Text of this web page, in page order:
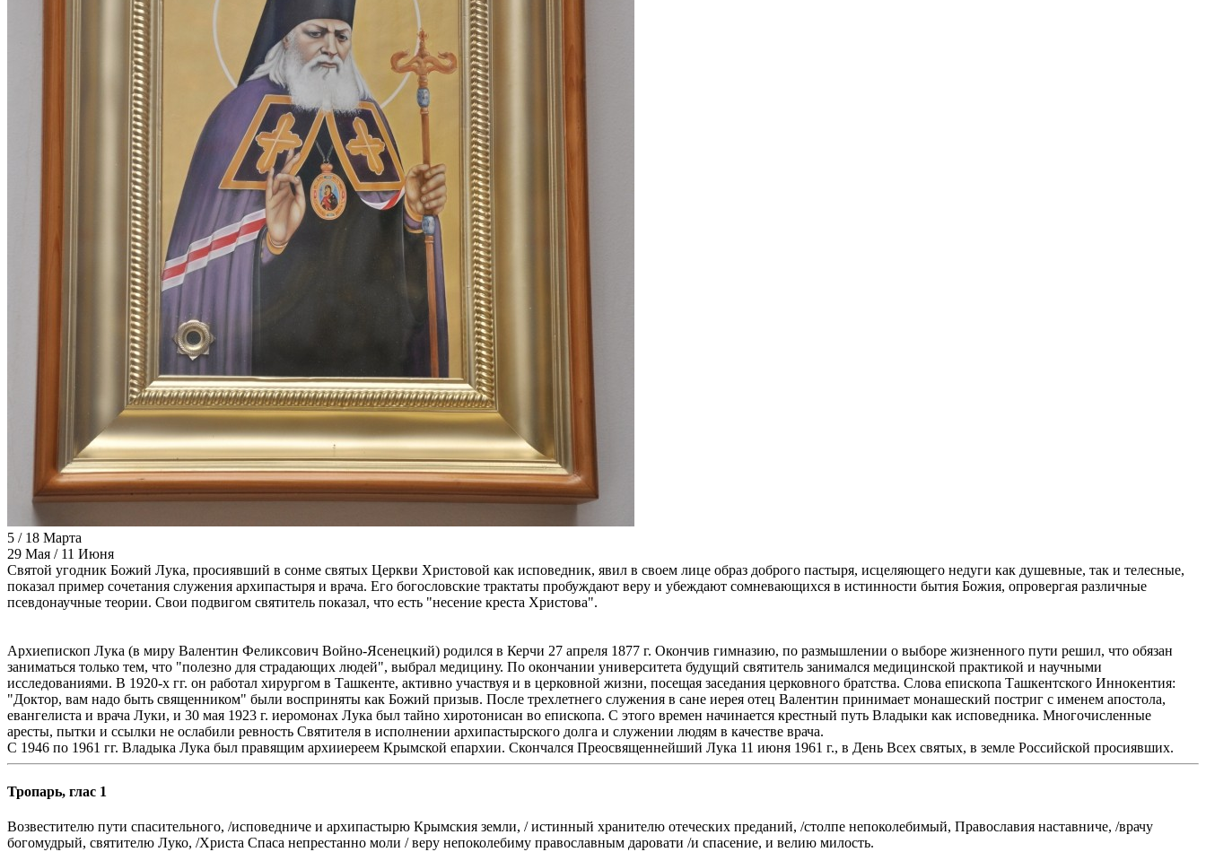
5 / 18 Марта
29 Мая / 11 Июня
Святой угодник Божий Лука, просиявший в сонме святых Церкви Христовой как исповедник, явил в своем лице образ доброго пастыря, исцеляющего недуги как душевные, так и телесные,
показал пример сочетания служения архипастыря и врача. Его богословские трактаты пробуждают веру и убеждают сомневающихся в истинности бытия Божия, опровергая различные
псевдонаучные теории. Свои подвигом святитель показал, что есть "несение креста Христова".
Архиепископ Лука (в миру Валентин Феликсович Войно-Ясенецкий) родился в Керчи 27 апреля 1877 г. Окончив гимназию, по размышлении о выборе жизненного пути решил, что обязан
заниматься только тем, что "полезно для страдающих людей", выбрал медицину. По окончании университета будущий святитель занимался медицинской практикой и научными
исследованиями. В 1920-х гг. он работал хирургом в Ташкенте, активно участвуя и в церковной жизни, посещая заседания церковного братства. Слова епископа Ташкентского Иннокентия:
"Доктор, вам надо быть священником" были восприняты как Божий призыв. После трехлетнего служения в сане иерея отец Валентин принимает монашеский постриг с именем апостола,
евангелиста и врача Луки, и 30 мая 1923 г. иеромонах Лука был тайно хиротонисан во епископа. С этого времен начинается крестный путь Владыки как исповедника. Многочисленные
аресты, пытки и ссылки не ослабили ревность Святителя в исполнении архипастырского долга и служении людям в качестве врача.
С 1946 по 1961 гг. Владыка Лука был правящим архииереем Крымской епархии. Скончался Преосвященнейший Лука 11 июня 1961 г., в День Всех святых, в земле Российской просиявших.
Тропарь, глас 1
Возвестителю пути спасительного, /исповедниче и архипастырю Крымския земли, / истинный хранителю отеческих преданий, /столпе непоколебимый, Православия наставниче, /врачу
богомудрый, святителю Луко, /Христа Спаса непрестанно моли / веру непоколебиму православным даровати /и спасение, и велию милость.